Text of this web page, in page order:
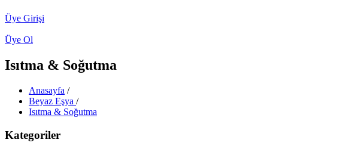
Üye Girişi
Üye Ol
Isıtma & Soğutma
Anasayfa /
Beyaz Eşya /
Isıtma & Soğutma
Kategoriler